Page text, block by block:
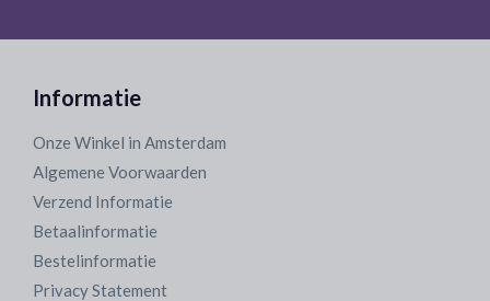
Informatie
Onze Winkel in Amsterdam
Algemene Voorwaarden
Verzend Informatie
Betaalinformatie
Bestelinformatie
Privacy Statement